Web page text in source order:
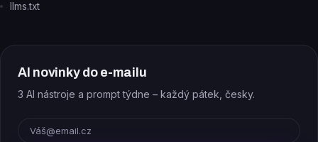
llms.txt
AI novinky do e-mailu
3 AI nástroje a prompt týdne – každý pátek, česky.